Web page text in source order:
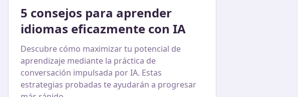
5 consejos para aprender
idiomas eficazmente con IA
Descubre cómo maximizar tu potencial de
aprendizaje mediante la práctica de
conversación impulsada por IA. Estas
estrategias probadas te ayudarán a progresar